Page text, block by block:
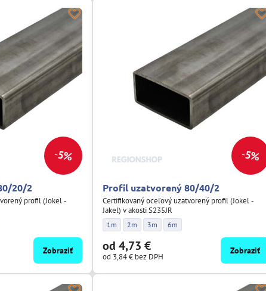
5%
20/2
profil (Jokel -
2 - Dĺžka:
80/20/2 - Dĺžka:
80/20/2 - Dĺžka:
Zobraziť
5%
Profil uzatvorený 80/40/2
Certifikovaný oceľový uzatvorený profil (Jokel -
Jakel) v akosti S235JR
Profil uzatvorený 80/40/2 - Dĺžka:
1m Profil uzatvorený 80/40/2 - Dĺžka:
2m Profil uzatvorený 80/40/2 - Dĺžka:
3m Profil uzatvorený 80/40/2 - Dĺžka:
6m
od 4,73 €
od 3,84 € bez DPH
Zobraziť